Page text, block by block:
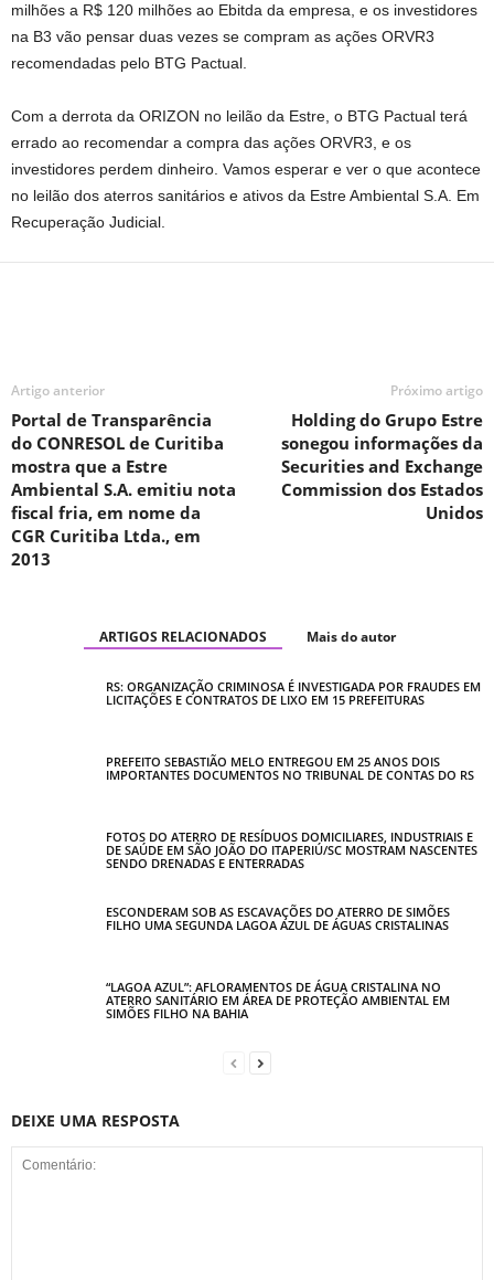
milhões a R$ 120 milhões ao Ebitda da empresa, e os investidores
na B3 vão pensar duas vezes se compram as ações ORVR3
recomendadas pelo BTG Pactual.
Com a derrota da ORIZON no leilão da Estre, o BTG Pactual terá
errado ao recomendar a compra das ações ORVR3, e os
investidores perdem dinheiro. Vamos esperar e ver o que acontece
no leilão dos aterros sanitários e ativos da Estre Ambiental S.A. Em
Recuperação Judicial.
Artigo anterior
Portal de Transparência
do CONRESOL de Curitiba
mostra que a Estre
Ambiental S.A. emitiu nota
fiscal fria, em nome da
CGR Curitiba Ltda., em
2013
Próximo artigo
Holding do Grupo Estre
sonegou informações da
Securities and Exchange
Commission dos Estados
Unidos
ARTIGOS RELACIONADOS Mais do autor
RS: ORGANIZAÇÃO CRIMINOSA É INVESTIGADA POR FRAUDES EM
LICITAÇÕES E CONTRATOS DE LIXO EM 15 PREFEITURAS
PREFEITO SEBASTIÃO MELO ENTREGOU EM 25 ANOS DOIS
IMPORTANTES DOCUMENTOS NO TRIBUNAL DE CONTAS DO RS
FOTOS DO ATERRO DE RESÍDUOS DOMICILIARES, INDUSTRIAIS E
DE SAÚDE EM SÃO JOÃO DO ITAPERIÚ/SC MOSTRAM NASCENTES
SENDO DRENADAS E ENTERRADAS
ESCONDERAM SOB AS ESCAVAÇÕES DO ATERRO DE SIMÕES
FILHO UMA SEGUNDA LAGOA AZUL DE ÁGUAS CRISTALINAS
“LAGOA AZUL”: AFLORAMENTOS DE ÁGUA CRISTALINA NO
ATERRO SANITÁRIO EM ÁREA DE PROTEÇÃO AMBIENTAL EM
SIMÕES FILHO NA BAHIA
DEIXE UMA RESPOSTA